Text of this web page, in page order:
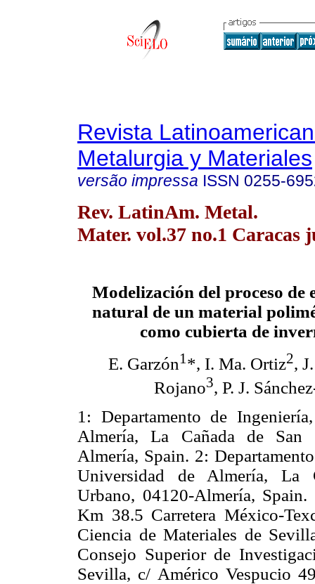
Revista
Metalurgia y Materiales
versão impressa ISSN 0255-
Rev. LatinAm. Metal.
Mater. vol.37 no.1 Caracas
Modelización del proceso de
natural de un material
como cubierta de
E. Garzón1 *, I. Ma. Ortiz2,
Rojano3, P. J.
1: Departamento de
Almería, La Cañada de San
Almería, Spain. 2:
Universidad de Almería, La
Urbano, 04120-Almería,
Km 38.5 Carretera México-
Ciencia de Materiales de
Consejo Superior de
Sevilla, c/ Américo Vespucio